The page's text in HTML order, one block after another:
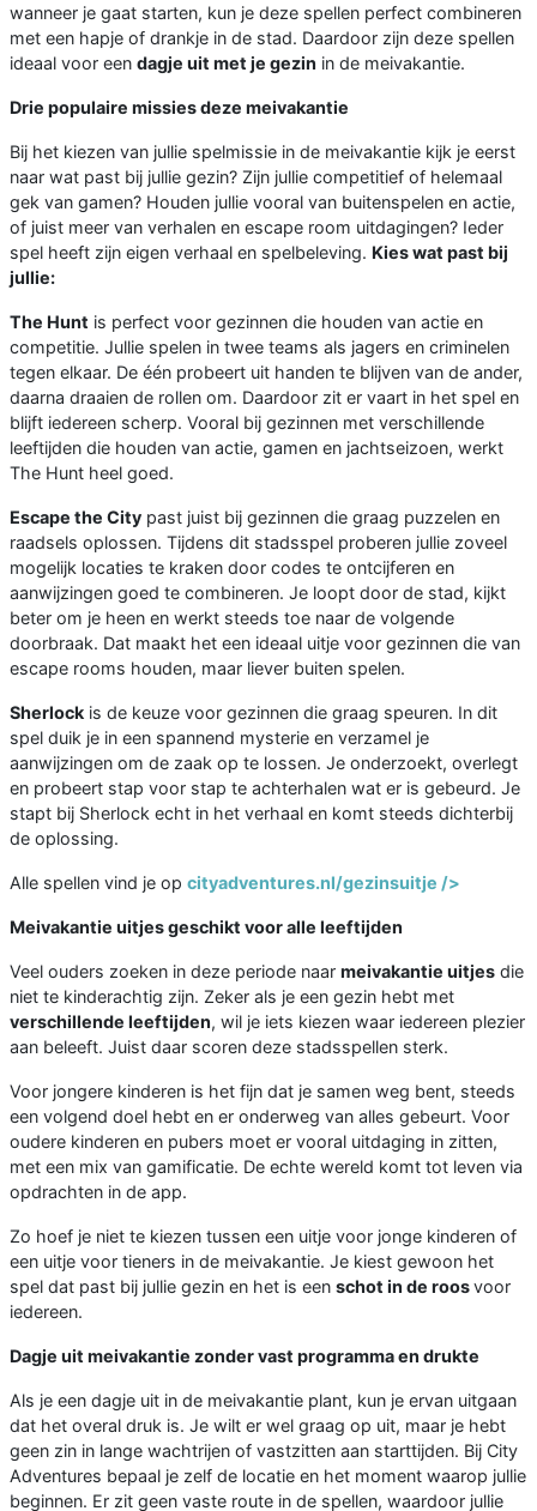
wanneer je gaat starten, kun je deze spellen perfect combineren
met een hapje of drankje in de stad. Daardoor zijn deze spellen
ideaal voor een dagje uit met je gezin in de meivakantie.
Drie populaire missies deze meivakantie
Bij het kiezen van jullie spelmissie in de meivakantie kijk je eerst
naar wat past bij jullie gezin? Zijn jullie competitief of helemaal
gek van gamen? Houden jullie vooral van buitenspelen en actie,
of juist meer van verhalen en escape room uitdagingen? Ieder
spel heeft zijn eigen verhaal en spelbeleving. Kies wat past bij
jullie:
The Hunt is perfect voor gezinnen die houden van actie en
competitie. Jullie spelen in twee teams als jagers en criminelen
tegen elkaar. De één probeert uit handen te blijven van de ander,
daarna draaien de rollen om. Daardoor zit er vaart in het spel en
blijft iedereen scherp. Vooral bij gezinnen met verschillende
leeftijden die houden van actie, gamen en jachtseizoen, werkt
The Hunt heel goed.
Escape the City past juist bij gezinnen die graag puzzelen en
raadsels oplossen. Tijdens dit stadsspel proberen jullie zoveel
mogelijk locaties te kraken door codes te ontcijferen en
aanwijzingen goed te combineren. Je loopt door de stad, kijkt
beter om je heen en werkt steeds toe naar de volgende
doorbraak. Dat maakt het een ideaal uitje voor gezinnen die van
escape rooms houden, maar liever buiten spelen.
Sherlock is de keuze voor gezinnen die graag speuren. In dit
spel duik je in een spannend mysterie en verzamel je
aanwijzingen om de zaak op te lossen. Je onderzoekt, overlegt
en probeert stap voor stap te achterhalen wat er is gebeurd. Je
stapt bij Sherlock echt in het verhaal en komt steeds dichterbij
de oplossing.
Alle spellen vind je op cityadventures.nl/gezinsuitje />
Meivakantie uitjes geschikt voor alle leeftijden
Veel ouders zoeken in deze periode naar meivakantie uitjes die
niet te kinderachtig zijn. Zeker als je een gezin hebt met
verschillende leeftijden, wil je iets kiezen waar iedereen plezier
aan beleeft. Juist daar scoren deze stadsspellen sterk.
Voor jongere kinderen is het fijn dat je samen weg bent, steeds
een volgend doel hebt en er onderweg van alles gebeurt. Voor
oudere kinderen en pubers moet er vooral uitdaging in zitten,
met een mix van gamificatie. De echte wereld komt tot leven via
opdrachten in de app.
Zo hoef je niet te kiezen tussen een uitje voor jonge kinderen of
een uitje voor tieners in de meivakantie. Je kiest gewoon het
spel dat past bij jullie gezin en het is een schot in de roosvoor
iedereen.
Dagje uit meivakantie zonder vast programma en drukte
Als je een dagje uit in de meivakantie plant, kun je ervan uitgaan
dat het overal druk is. Je wilt er wel graag op uit, maar je hebt
geen zin in lange wachtrijen of vastzitten aan starttijden. Bij City
Adventures bepaal je zelf de locatie en het moment waarop jullie
beginnen. Er zit geen vaste route in de spellen, waardoor jullie